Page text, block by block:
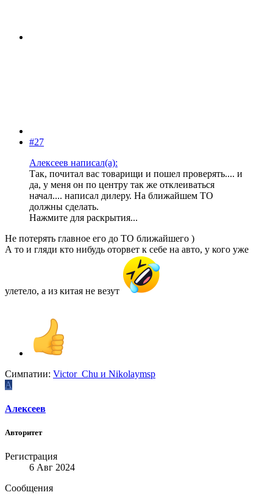
#27
Алексеев написал(а):
Так, почитал вас товарищи и пошел проверять.... и
да, у меня он по центру так же отклеиваться
начал.... написал дилеру. На ближайшем ТО
должны сделать.
Нажмите для раскрытия...
Не потерять главное его до ТО ближайшего )
А то и гляди кто нибудь оторвет к себе на авто, у кого уже
улетело, а из китая не везут
Симпатии: Victor_Chu и Nikolaymsp
А
Алексеев
Авторитет
Регистрация
6 Авг 2024
Сообщения